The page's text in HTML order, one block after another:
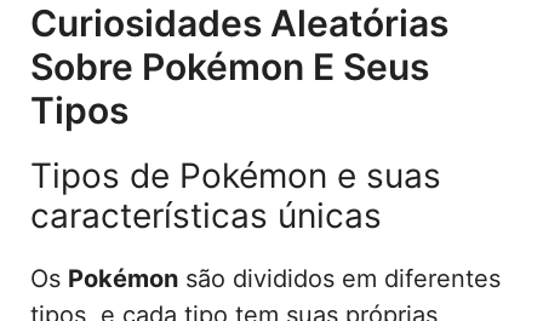
Curiosidades Aleatórias
Sobre Pokémon E Seus
Tipos
Tipos de Pokémon e suas
características únicas
Os Pokémon são divididos em diferentes